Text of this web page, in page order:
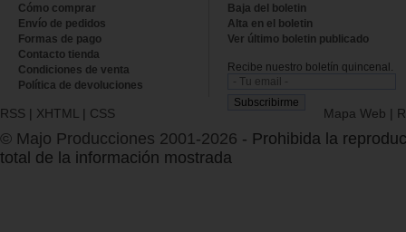
Cómo comprar
Envío de pedidos
Formas de pago
Contacto tienda
Condiciones de venta
Política de devoluciones
Baja del boletin
Alta en el boletin
Ver último boletin publicado
Recibe nuestro boletín quincenal.
RSS | XHTML | CSS Mapa Web |
© Majo Producciones 2001-2026 - Prohibida la
total de la información mostrada